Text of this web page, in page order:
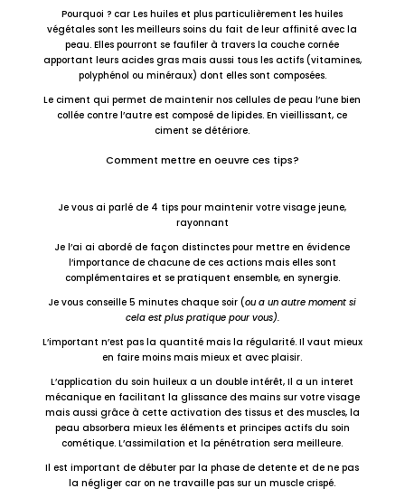
Pourquoi ? car Les huiles et plus particulièrement les huiles
végétales sont les meilleurs soins du fait de leur affinité avec la
peau. Elles pourront se faufiler à travers la couche cornée
apportant leurs acides gras mais aussi tous les actifs (vitamines,
polyphénol ou minéraux) dont elles sont composées.
Le ciment qui permet de maintenir nos cellules de peau l’une bien
collée contre l’autre est composé de lipides. En vieillissant, ce
ciment se détériore.
Comment mettre en oeuvre ces tips?
Je vous ai parlé de 4 tips pour maintenir votre visage jeune,
rayonnant
Je l’ai ai abordé de façon distinctes pour mettre en évidence
l’importance de chacune de ces actions mais elles sont
complémentaires et se pratiquent ensemble, en synergie.
Je vous conseille 5 minutes chaque soir (ou a un autre moment si
cela est plus pratique pour vous).
L’important n’est pas la quantité mais la régularité. Il vaut mieux
en faire moins mais mieux et avec plaisir.
L’application du soin huileux a un double intérêt, Il a un interet
mécanique en facilitant la glissance des mains sur votre visage
mais aussi grâce à cette activation des tissus et des muscles, la
peau absorbera mieux les éléments et principes actifs du soin
cométique. L’assimilation et la pénétration sera meilleure.
Il est important de débuter par la phase de detente et de ne pas
la négliger car on ne travaille pas sur un muscle crispé.